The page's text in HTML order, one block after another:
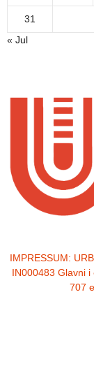
31
« Jul
IMPRESSUM:
IN000483 Glavni
707